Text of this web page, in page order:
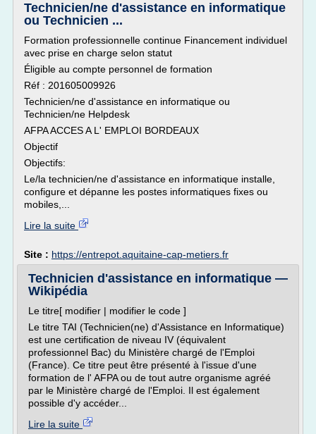
Technicien/ne d'assistance en informatique
ou Technicien ...
Formation professionnelle continue Financement individuel
avec prise en charge selon statut
Éligible au compte personnel de formation
Réf : 201605009926
Technicien/ne d'assistance en informatique ou
Technicien/ne Helpdesk
AFPA ACCES A L' EMPLOI BORDEAUX
Objectif
Objectifs:
Le/la technicien/ne d'assistance en informatique installe,
configure et dépanne les postes informatiques fixes ou
mobiles,...
Lire la suite
Site : https://entrepot.aquitaine-cap-metiers.fr
Technicien d'assistance en informatique —
Wikipédia
Le titre[ modifier | modifier le code ]
Le titre TAI (Technicien(ne) d'Assistance en Informatique)
est une certification de niveau IV (équivalent
professionnel Bac) du Ministère chargé de l'Emploi
(France). Ce titre peut être présenté à l'issue d'une
formation de l' AFPA ou de tout autre organisme agréé
par le Ministère chargé de l'Emploi. Il est également
possible d'y accéder...
Lire la suite